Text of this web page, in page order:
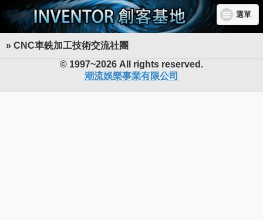
選單
» CNC車銑加工技術交流社團
INVENTOR 創客基地
© 1997~2026 All rights reserved.
潮流娛樂事業有限公司